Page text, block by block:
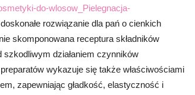
do-wlosow_Pielegnacja-
rozwiązanie dla pań o cienkich
skomponowana receptura składników
działaniem czynników
wykazuje się także właściwościami
zapewniając gładkość, elastyczność i